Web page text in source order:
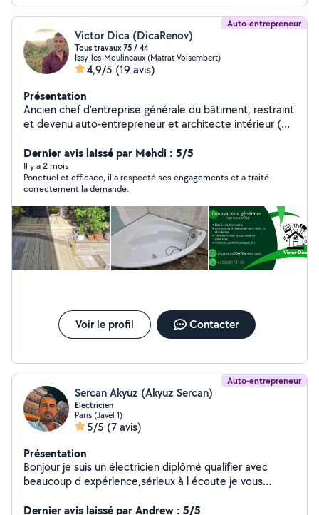
Auto-entrepreneur
Victor Dica (DicaRenov)
Tous travaux 75 / 44
Issy-les-Moulineaux (Matrat Voisembert)
4,9/5 (19 avis)
Présentation
Ancien chef d'entreprise générale du bâtiment, restraint
et devenu auto-entrepreneur et architecte intérieur (
Spéciale d'Architecture Paris), propose ses services de
rénovation générale et conception des espaces SDB
cuisine, changement de d'architecture intérieure par la
maçonnerie, structures, des travaux générales de
plomberie électricité doublages et faux plafonds tous
types aussi bien que des petits travaux dans ces
domaines comme des urgences, plomberie électricité,
travaux pour les assurances - dégâts des eaux etc.
Disponible dans la région de La Baule Escoublac,
environs.. Je travaille généralement seul mais si besoin
je peux avoir des amis qui m'aideront. Devis et étude de
vos travaux gratuits. À très bientôt. Contactez moi si
disponible sur mon profil. Cordialement.
Dernier avis laissé par Mehdi : 5/5
Il y a 2 mois
Ponctuel et efficace, il a respecté ses engagements et a traité
correctement la demande.
Voir le profil Contacter
Auto-entrepreneur
Sercan Akyuz (Akyuz Sercan)
Electricien
Paris (Javel 1)
5/5 (7 avis)
Présentation
Bonjour je suis un électricien diplômé qualifier avec
beaucoup d expérience,sérieux à l écoute je vous
votre installation électrique Appartement,maison ,partie
Dernier avis laissé par Andrew : 5/5